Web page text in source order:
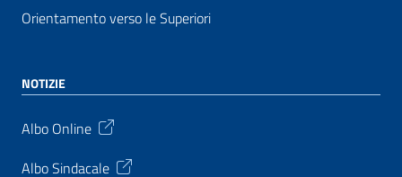
Orientamento verso le Superiori
NOTIZIE
Albo Online
Albo Sindacale